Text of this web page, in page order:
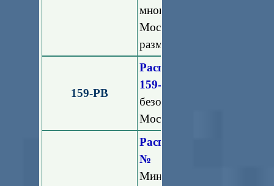
многоквартирных
Московской области"
размещения на стендах в
159-РВ
Распоряжение
159-РВ
безопасности в
Московской области"
Распоряжение
№129-РВ
Министерства